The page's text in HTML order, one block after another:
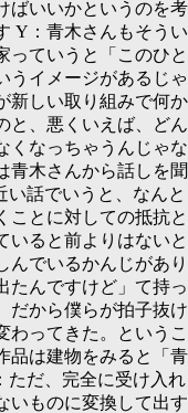
ばいいかというのを考
Y： 青木さんもそうい
っていうと「このひと
うイメージがあるじゃ
新しい取り組みで何か
と、悪くいえば、どん
くなっちゃうんじゃな
青木さんから話しを聞
い話でいうと、なんと
ことに対しての抵抗と
いると前よりはないと
んでいるかんじがあり
たんですけど」て持っ
だから僕らが拍子抜け
わってきた。というこ
品は建物をみると「青
ただ、完全に受け入れ
いものに変換して出す